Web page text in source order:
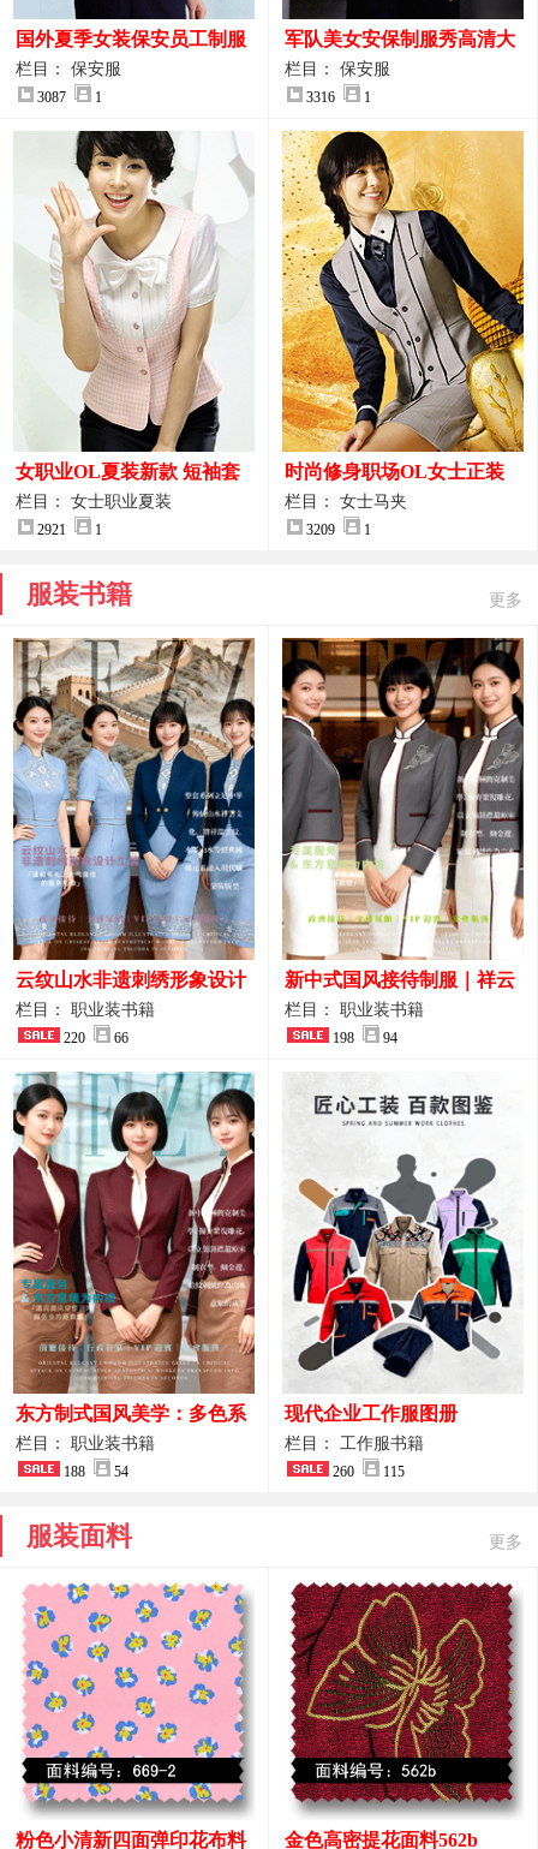
国外夏季女装保安员工制服
装大图
栏目： 保安服
3087 1
军队美女安保制服秀高清大
图
栏目： 保安服
3316 1
女职业OL夏装新款 短袖套
装女正装
栏目： 女士职业夏装
2921 1
时尚修身职场OL女士正装
马甲拍摄大图
栏目： 女士马夹
3209 1
服装书籍 更多
云纹山水非遗刺绣形象设计
工装｜会议礼仪接待人员制
服画册
栏目： 职业装书籍
220 66
新中式国风接待制服｜祥云
刺绣打造高端厅堂东方美学
栏目： 职业装书籍
198 94
东方制式国风美学：多色系
新中式前厅管家VIP接待员
工作服合集
栏目： 职业装书籍
188 54
现代企业工作服图册
栏目： 工作服书籍
260 115
服装面料 更多
粉色小清新四面弹印花布料 金色高密提花面料562b